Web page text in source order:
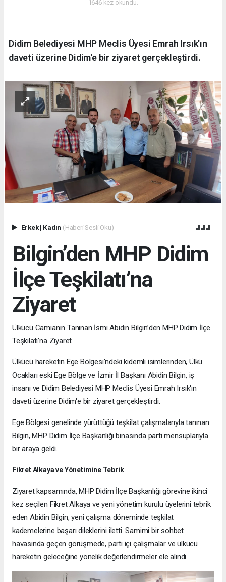
1646 kez okundu.
Didim Belediyesi MHP Meclis Üyesi Emrah Irsık'ın
daveti üzerine Didim'e bir ziyaret gerçekleştirdi.
Erkek| Kadın (Haberi Sesli Oku)
Bilgin’den MHP Didim
İlçe Teşkilatı’na
Ziyaret
Ülkücü Camianın Tanınan İsmi Abidin Bilgin’den MHP Didim İlçe
Teşkilatı’na Ziyaret
Ülkücü hareketin Ege Bölgesi'ndeki kıdemli isimlerinden, Ülkü
Ocakları eski Ege Bölge ve İzmir İl Başkanı Abidin Bilgin, iş
insanı ve Didim Belediyesi MHP Meclis Üyesi Emrah Irsık'ın
daveti üzerine Didim'e bir ziyaret gerçekleştirdi.
Ege Bölgesi genelinde yürüttüğü teşkilat çalışmalarıyla tanınan
Bilgin, MHP Didim İlçe Başkanlığı binasında parti mensuplarıyla
bir araya geldi.
Fikret Alkaya ve Yönetimine Tebrik
Ziyaret kapsamında, MHP Didim İlçe Başkanlığı görevine ikinci
kez seçilen Fikret Alkaya ve yeni yönetim kurulu üyelerini tebrik
eden Abidin Bilgin, yeni çalışma döneminde teşkilat
kademelerine başarı dileklerini iletti. Samimi bir sohbet
havasında geçen görüşmede, parti içi çalışmalar ve ülkücü
hareketin geleceğine yönelik değerlendirmeler ele alındı.